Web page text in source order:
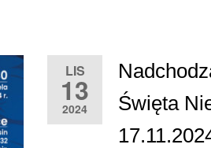
LIS
13
2024
Święta